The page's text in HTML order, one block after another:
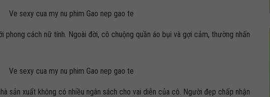
phong cách nữ tính. Ngoài đời, cô chuộng quần áo bụi và gợi cảm, thường nhấn
sản xuất không có nhiều ngân sách cho vai diễn của cô. Người đẹp chấp nhận